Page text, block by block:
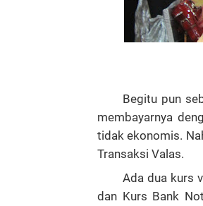
Begitu pun
membayarnya
tidak ekonomis.
Transaksi Valas.
Ada dua kurs
dan Kurs Bank